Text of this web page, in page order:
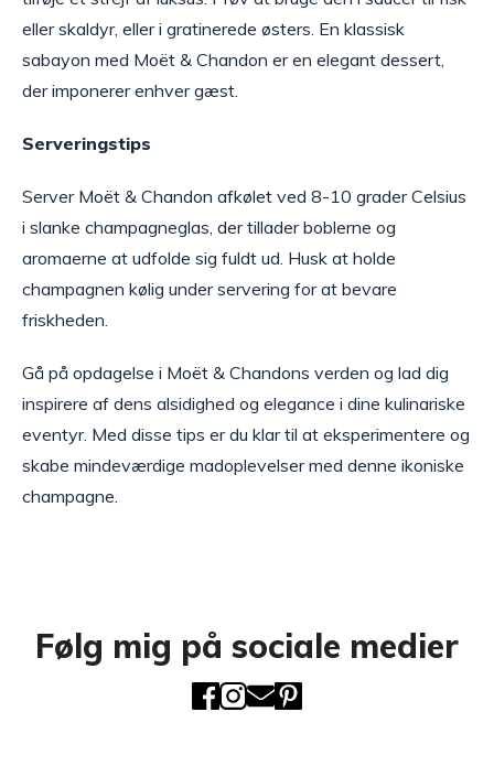
eller skaldyr, eller i gratinerede østers. En klassisk
sabayon med Moët & Chandon er en elegant dessert,
der imponerer enhver gæst.
Serveringstips
Server Moët & Chandon afkølet ved 8-10 grader Celsius
i slanke champagneglas, der tillader boblerne og
aromaerne at udfolde sig fuldt ud. Husk at holde
champagnen kølig under servering for at bevare
friskheden.
Gå på opdagelse i Moët & Chandons verden og lad dig
inspirere af dens alsidighed og elegance i dine kulinariske
eventyr. Med disse tips er du klar til at eksperimentere og
skabe mindeværdige madoplevelser med denne ikoniske
champagne.
Følg mig på sociale medier